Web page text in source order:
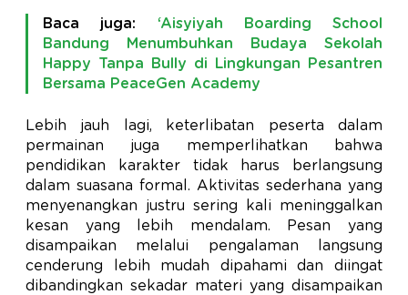
Baca juga: ‘Aisyiyah Boarding School
Bandung Menumbuhkan Budaya Sekolah
Happy Tanpa Bully di Lingkungan Pesantren
Bersama PeaceGen Academy
Lebih jauh lagi, keterlibatan peserta dalam
permainan juga memperlihatkan bahwa
pendidikan karakter tidak harus berlangsung
dalam suasana formal. Aktivitas sederhana yang
menyenangkan justru sering kali meninggalkan
kesan yang lebih mendalam. Pesan yang
disampaikan melalui pengalaman langsung
cenderung lebih mudah dipahami dan diingat
dibandingkan sekadar materi yang disampaikan